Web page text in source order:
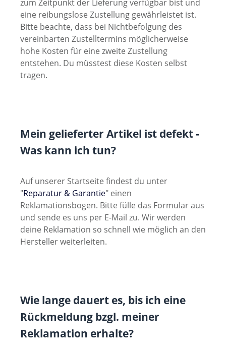
zum Zeitpunkt der Lieferung verfügbar bist und
eine reibungslose Zustellung gewährleistet ist.
Bitte beachte, dass bei Nichtbefolgung des
vereinbarten Zustelltermins möglicherweise
hohe Kosten für eine zweite Zustellung
entstehen. Du müsstest diese Kosten selbst
tragen.
Mein gelieferter Artikel ist defekt -
Was kann ich tun?
Auf unserer Startseite findest du unter
"Reparatur & Garantie" einen
Reklamationsbogen. Bitte fülle das Formular aus
und sende es uns per E-Mail zu. Wir werden
deine Reklamation so schnell wie möglich an den
Hersteller weiterleiten.
Wie lange dauert es, bis ich eine
Rückmeldung bzgl. meiner
Reklamation erhalte?